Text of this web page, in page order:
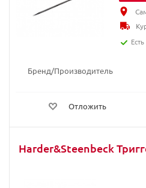
Бренд/Производитель
Отложить
Harder&Steenbeck